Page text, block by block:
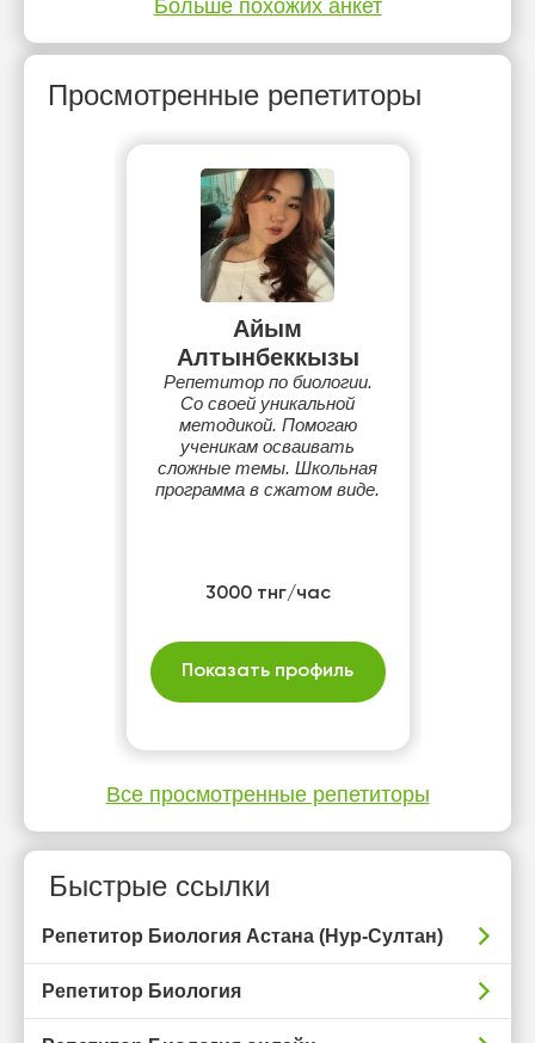
Больше похожих анкет
Просмотренные репетиторы
Айым
Алтынбеккызы
Репетитор по биологии.
Со своей уникальной
методикой. Помогаю
ученикам осваивать
сложные темы. Школьная
программа в сжатом виде.
3000 тнг/час
Показать профиль
Все просмотренные репетиторы
Быстрые ссылки
Репетитор Биология Астана (Нур-Султан)
Репетитор Биология